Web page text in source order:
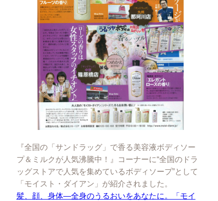
『全国の「サンドラッグ」で香る美容液ボディソー
プ＆ミルクが人気沸騰中！』コーナーに“全国のドラ
ッグストアで人気を集めているボディソープ”として
「モイスト・ダイアン」が紹介されました。
髪、顔、身体―全身のうるおいをあなたに。「モイ